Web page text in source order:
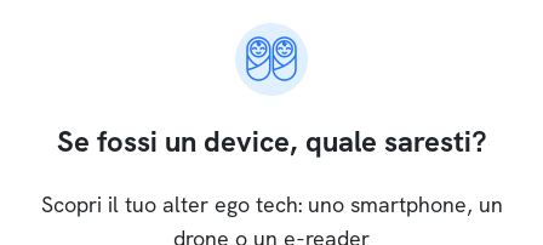
Se fossi un device, quale saresti?
Scopri il tuo alter ego tech: uno smartphone, un
drone o un e-reader